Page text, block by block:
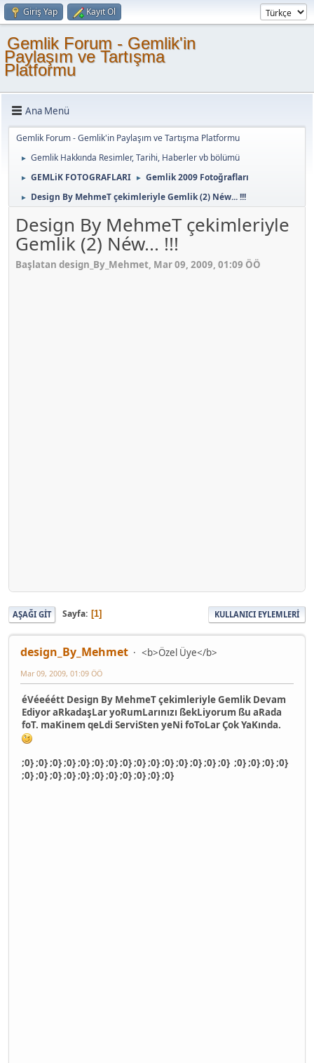
Giriş Yap Kayıt Ol
Gemlik Forum - Gemlik'in
Paylaşım ve Tartışma
Platformu
Ana Menü
Gemlik Forum - Gemlik'in Paylaşım ve Tartışma Platformu
► Gemlik Hakkında Resimler, Tarihi, Haberler vb bölümü
► GEMLiK FOTOGRAFLARI ► Gemlik 2009 Fotoğrafları
► Design By MehmeT çekimleriyle Gemlik (2) Néw... !!!
Design By MehmeT çekimleriyle
Gemlik (2) Néw... !!!
Başlatan design_By_Mehmet, Mar 09, 2009, 01:09 ÖÖ
AŞAĞI GIT Sayfa 1 KULLANICI EYLEMLERI
design_By_Mehmet <b>Özel Üye</b>
Mar 09, 2009, 01:09 ÖÖ
éVéeéétt Design By MehmeT çekimleriyle Gemlik Devam
Ediyor aRkadaşLar yoRumLarınızı ßekLiyorum ßu aRada
foT. maKinem qeLdi ServiSten yeNi foToLar Çok YaKında.
;0} ;0} ;0} ;0} ;0} ;0} ;0} ;0} ;0} ;0} ;0} ;0} ;0} ;0} ;0} ;0} ;0} ;0} ;0}
;0} ;0} ;0} ;0} ;0} ;0} ;0} ;0} ;0} ;0} ;0}